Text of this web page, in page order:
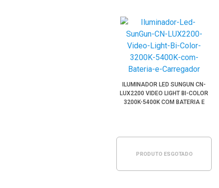
ILUMINADOR LED SUNGUN CN-
LUX2200 VIDEO LIGHT BI-COLOR
3200K-5400K COM BATERIA E
PRODUTO ESGOTADO